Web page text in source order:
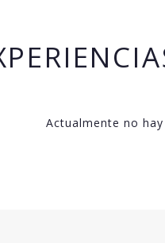
Actualmente no